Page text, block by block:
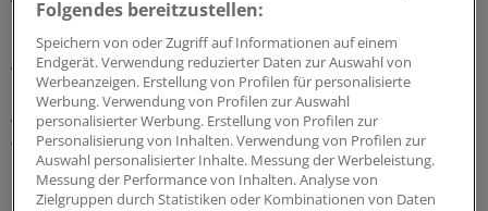
Es brauche mehr Planungssicherheit und verlässliche
wirtschaftliche Rahmenbedingungen, damit die
Investition in die Praxis nicht zu einem großen Wagnis
werde, betont Schmidt. Etwa dann, wenn es zur
Wirtschaftlichkeitsprüfung komme.
Hier musste die Ärztin bereits Erfahrungen sammeln, da
Folgendes bereitzustellen:
Speichern von oder Zugriff auf Informationen auf einem
Endgerät. Verwendung reduzierter Daten zur Auswahl von
Werbeanzeigen. Erstellung von Profilen für personalisierte
Werbung. Verwendung von Profilen zur Auswahl
personalisierter Werbung. Erstellung von Profilen zur
Personalisierung von Inhalten. Verwendung von Profilen zur
Auswahl personalisierter Inhalte. Messung der Werbeleistung.
Messung der Performance von Inhalten. Analyse von
Zielgruppen durch Statistiken oder Kombinationen von Daten